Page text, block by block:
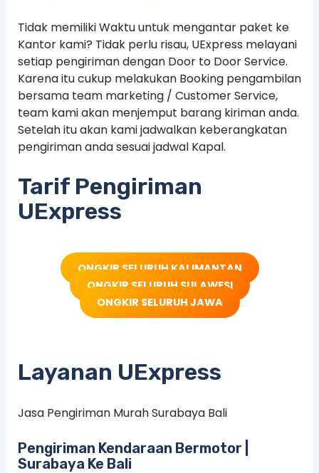
Tidak memiliki Waktu untuk mengantar paket ke
Kantor kami? Tidak perlu risau, UExpress melayani
setiap pengiriman dengan Door to Door Service.
Karena itu cukup melakukan Booking pengambilan
bersama team marketing / Customer Service,
team kami akan menjemput barang kiriman anda.
Setelah itu akan kami jadwalkan keberangkatan
pengiriman anda sesuai jadwal Kapal.
Tarif Pengiriman
UExpress
ONGKIR SELURUH KALIMANTAN
ONGKIR SELURUH SULAWESI
ONGKIR SELURUH JAWA
Layanan UExpress
Jasa Pengiriman Murah Surabaya Bali
Pengiriman Kendaraan Bermotor |
Surabaya Ke Bali